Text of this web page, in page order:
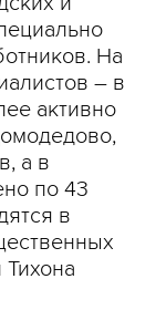
На
– в
активно
а в
по 43
в